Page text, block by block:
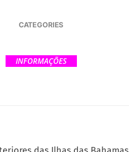
CATEGORIES
INFORMAÇÕES